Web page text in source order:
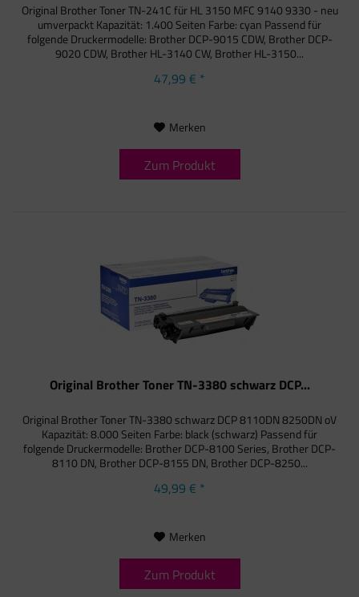
Original Brother Toner TN-241C für HL 3150 MFC 9140 9330 - neu
umverpackt Kapazität: 1.400 Seiten Farbe: cyan Passend für
folgende Druckermodelle: Brother DCP-9015 CDW, Brother DCP-
9020 CDW, Brother HL-3140 CW, Brother HL-3150...
47,99 € *
Merken
Zum Produkt
Original Brother Toner TN-3380 schwarz DCP...
Original Brother Toner TN-3380 schwarz DCP 8110DN 8250DN oV
Kapazität: 8.000 Seiten Farbe: black (schwarz) Passend für
folgende Druckermodelle: Brother DCP-8100 Series, Brother DCP-
8110 DN, Brother DCP-8155 DN, Brother DCP-8250...
49,99 € *
Merken
Zum Produkt